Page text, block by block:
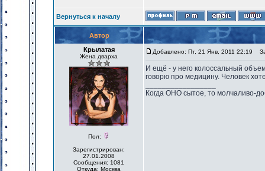
Вернуться к началу
Автор
Крылатая
Жена дварха
Пол:
Зарегистрирован:
27.01.2008
Сообщения: 1081
Откуда: Москва
Добавлено: Пт, 21 Янв, 2011 22:19
И ещё - у него колоссальный
говорю про медицину. Человек
Когда ОНО сытое, то молчаливо-